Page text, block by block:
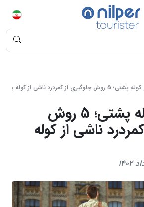
از کمردرد ناشی از کوله پشتی
کمردرد و کوله پشتی؛ 5 روش
ناشی از کوله